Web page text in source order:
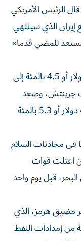
بعد أن قال الرئيس الأمريكي
الذي سينتهي
للمضي ‌قدما»
وارتفعت العقود الآجلة لخام برنت 4.30 دولار أو 4.5 بالمئة إلى
الساعة 1713 بتوقيت جرينتش، وصعد
خام غرب تكساس الوسيط ⁠الأمريكي 4.75 دولار أو 5.3 بالمئة
في محادثات السلام
اعتلت قوات
قبل يوم واحد
مضيق هرمز، الذي
العادية ⁠نحو 20 بالمئة من إمدادات النفط